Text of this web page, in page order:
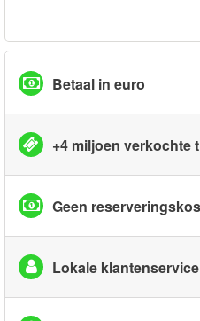
Betaal in euro
+4 miljoen verkochte
Geen
Lokale klantenservice